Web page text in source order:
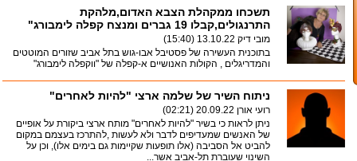
תשכחו ממקהלת הצבא האדום,מלהקת
התרנגולים,קבלו 19 גברים ומנצח קפלה לימבורג"
מובי דיק 13.10.22 (15:40)
בתוכנית העשירה של פסטיבל אבו-גוש בתל אביב שזורים המוטטים
והמדריגלים , הקולות האנושיים א-קפלה של "ווקפלה לימבורג"
ניתוח השיר של שלמה ארצי "להיות לאחרים"
רועי אורן 20.09.22 (02:21)
ניתן לראות כי בשיר "להיות לאחרים" מותח ארצי ביקורת על אופיים
של האנשים שמעדיפים לדבר ולא לעשות ,להתרכז בעצמם במקום
להביט אל הסביבה (אלו תופעות שקיימות גם בימים אלו), וכן על
השינוי שעוברת תל-אביב אשר...